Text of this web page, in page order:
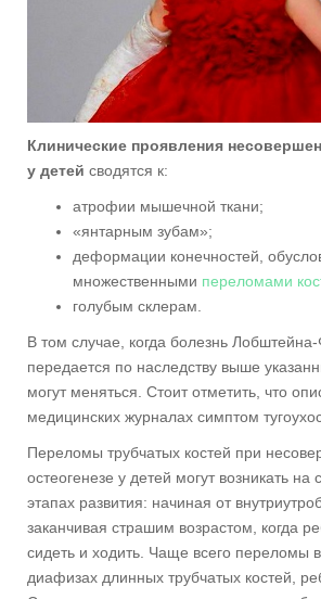
Клинические проявления
у детей сводятся к:
атрофии мышечной ткани;
«янтарным зубам»;
деформации конечностей,
множественными переломами
голубым склерам.
В том случае, когда болезнь
передается по наследству выше
могут меняться. Стоит отметить, что
медицинских журналах симптом
Переломы трубчатых костей при
остеогенезе у детей могут возникать
этапах развития: начиная от
заканчивая страшим возрастом, когда
сидеть и ходить. Чаще всего переломы
диафизах длинных трубчатых костей,